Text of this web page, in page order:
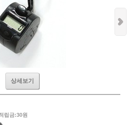
상세보기
립금:30원